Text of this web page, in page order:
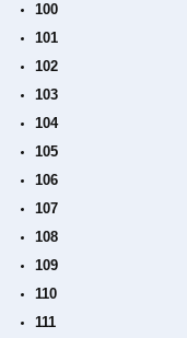
100
101
102
103
104
105
106
107
108
109
110
111